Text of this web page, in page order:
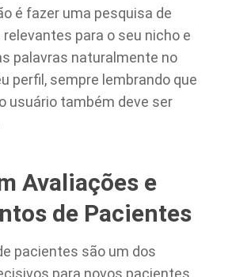
é fazer uma pesquisa de
para o seu nicho e
palavras naturalmente no
perfil, sempre lembrando que
usuário também deve ser
Avaliações e
de Pacientes
pacientes são um dos